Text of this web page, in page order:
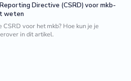
Directive (CSRD) voor mkb-
weten
voor het mkb? Hoe kun je je
in dit artikel.